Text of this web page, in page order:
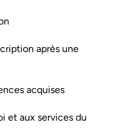
après une
acquises
et aux services du